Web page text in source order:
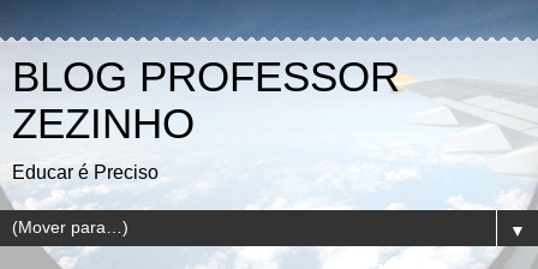
BLOG PROFESSOR
ZEZINHO
Educar é Preciso
▼